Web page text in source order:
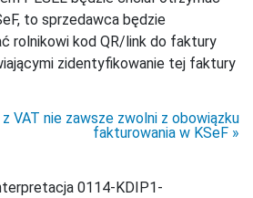
to sprzedawca będzie
rolnikowi kod QR/link do faktury
zidentyfikowanie tej faktury
VAT nie zawsze zwolni z obowiązku
fakturowania w KSeF
0114-KDIP1-